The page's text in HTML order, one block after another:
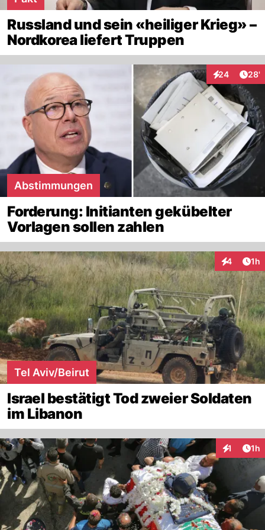
Russland und sein «heiliger Krieg» –
Nordkorea liefert Truppen
24
Interaktionen
28'
Abstimmungen
Forderung: Initianten gekübelter
Vorlagen sollen zahlen
4 1h
Tel Aviv/Beirut
Israel bestätigt Tod zweier Soldaten
im Libanon
1 1h